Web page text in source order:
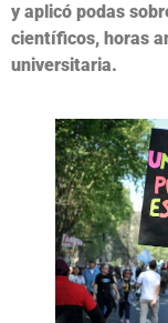
y aplicó podas
científicos, horas
universitaria.